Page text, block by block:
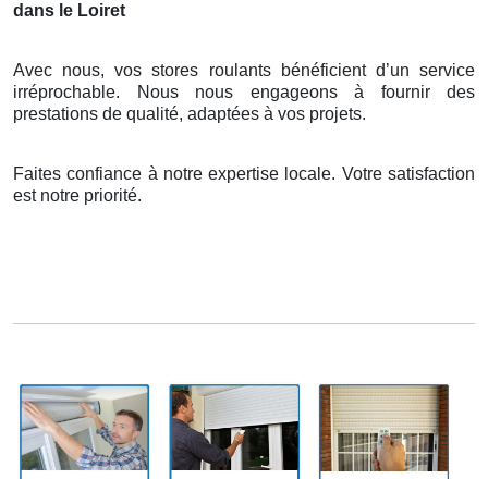
dans le Loiret
Avec nous, vos stores roulants bénéficient d’un service
irréprochable. Nous nous engageons à fournir des
prestations de qualité, adaptées à vos projets.
Faites confiance à notre expertise locale. Votre satisfaction
est notre priorité.